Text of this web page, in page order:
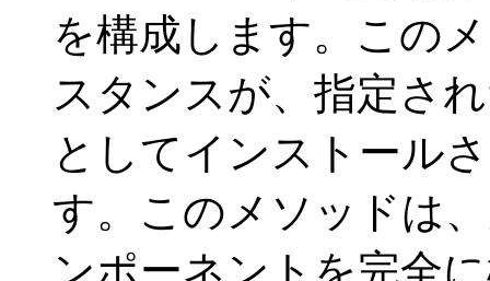
を構成します。この
スタンスが、指定さ
としてインストール
す。このメソッドは
ンポーネントを完全